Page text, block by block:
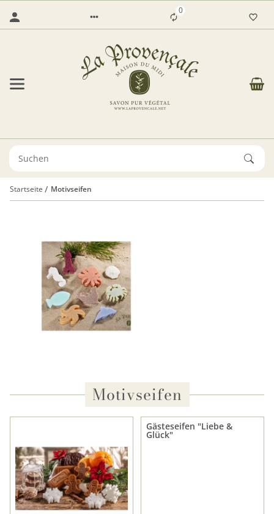
0
Startseite Motivseifen
Motivseifen
Gästeseifen "Liebe &
Glück"